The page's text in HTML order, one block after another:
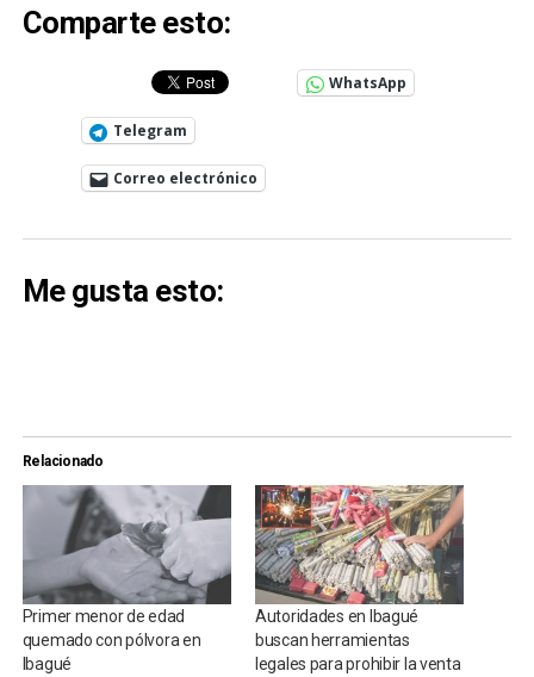
Comparte esto:
WhatsApp
Telegram
Correo electrónico
Me gusta esto:
Relacionado
Primer menor de edad
quemado con pólvora en
Ibagué
Autoridades en Ibagué
buscan herramientas
legales para prohibir la venta